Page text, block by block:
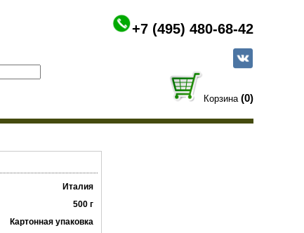
+7 (495) 480-68-42
Корзина (0)
Италия
500 г
Картонная упаковка